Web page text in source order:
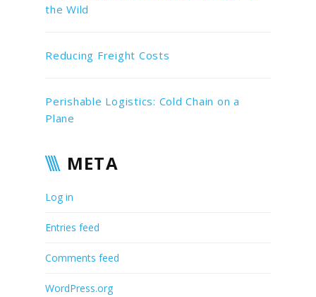
the Wild
Reducing Freight Costs
Perishable Logistics: Cold Chain on a
Plane
META
Log in
Entries feed
Comments feed
WordPress.org